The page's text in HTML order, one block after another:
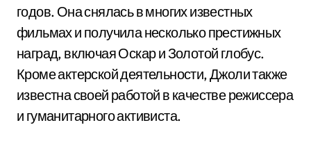
годов. Она снялась в многих известных
фильмах и получила несколько престижных
наград, включая Оскар и Золотой глобус.
Кроме актерской деятельности, Джоли также
известна своей работой в качестве режиссера
и гуманитарного активиста.